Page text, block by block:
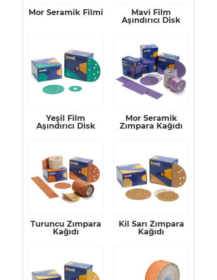
Mor Seramik Filmi
Mavi Film
Aşındırıcı Disk
Yeşil Film
Aşındırıcı Disk
Mor Seramik
Zımpara Kağıdı
Turuncu Zımpara
Kağıdı
Kil Sarı Zımpara
Kağıdı